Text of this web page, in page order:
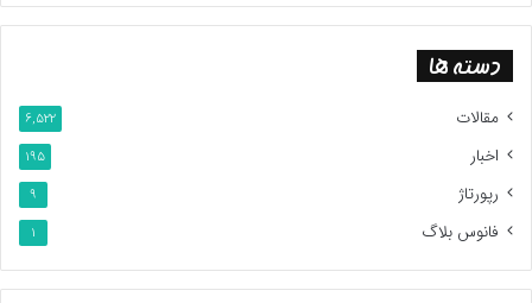
دسته ها
مقالات 6,522
اخبار 195
رپورتاژ 9
فانوس بلاگ 1